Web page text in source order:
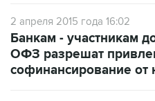
2 апреля 2015 года 16:02
Банкам - участникам
ОФЗ разрешат
софинансирование от